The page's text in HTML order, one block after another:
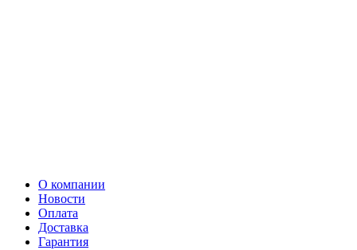
О компании
Новости
Оплата
Доставка
Гарантия